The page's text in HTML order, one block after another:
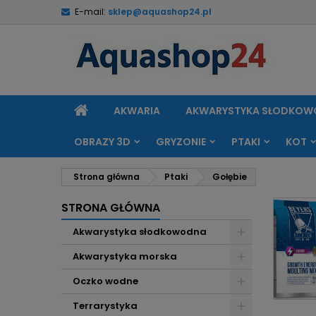
E-mail: sklep@aquashop24.pl
STRONAAKWARIA AKWARYSTYKA
OBRAZY 3D GRYZONIE PTAKI KOT
Strona główna Ptaki Gołębie
STRONA GŁÓWNA
Akwarystyka słodkowodna
Akwarystyka morska
Oczko wodne
Terrarystyka